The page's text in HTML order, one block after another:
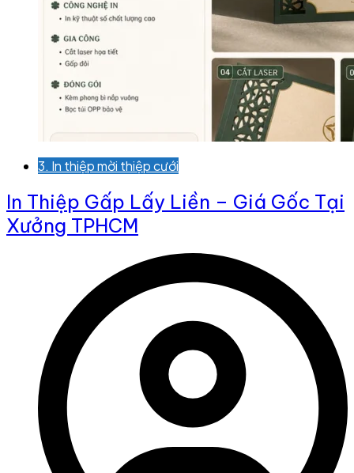
3. In thiệp mời thiệp cưới
In Thiệp Gấp Lấy Liền – Giá Gốc Tại
Xưởng TPHCM